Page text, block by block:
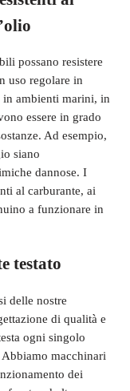
possano resistere
uso regolare in
ambienti marini, in
essere in grado
Ad esempio,
siano
dannose. I
al carburante, ai
a funzionare in
testato
delle nostre
di qualità e
ogni singolo
macchinari
dei